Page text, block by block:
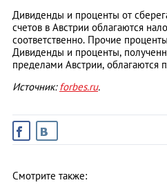
Дивиденды и проценты от
счетов в Австрии облагаются
соответственно. Прочие
Дивиденды и проценты,
пределами Австрии, облагаются
Источник:forbes.ru.
Смотрите также: